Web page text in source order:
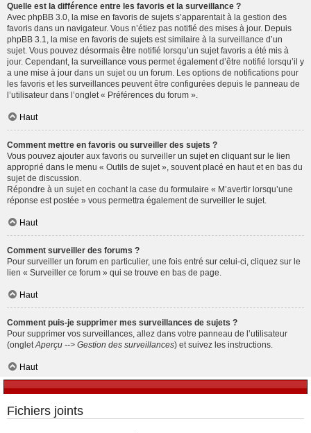
Quelle est la différence entre les favoris et la surveillance ?
Avec phpBB 3.0, la mise en favoris de sujets s’apparentait à la gestion des
favoris dans un navigateur. Vous n’étiez pas notifié des mises à jour. Depuis
phpBB 3.1, la mise en favoris de sujets est similaire à la surveillance d’un
sujet. Vous pouvez désormais être notifié lorsqu’un sujet favoris a été mis à
jour. Cependant, la surveillance vous permet également d’être notifié lorsqu’il y
a une mise à jour dans un sujet ou un forum. Les options de notifications pour
les favoris et les surveillances peuvent être configurées depuis le panneau de
l’utilisateur dans l’onglet « Préférences du forum ».
Haut
Comment mettre en favoris ou surveiller des sujets ?
Vous pouvez ajouter aux favoris ou surveiller un sujet en cliquant sur le lien
approprié dans le menu « Outils de sujet », souvent placé en haut et en bas du
sujet de discussion.
Répondre à un sujet en cochant la case du formulaire « M’avertir lorsqu’une
réponse est postée » vous permettra également de surveiller le sujet.
Haut
Comment surveiller des forums ?
Pour surveiller un forum en particulier, une fois entré sur celui-ci, cliquez sur le
lien « Surveiller ce forum » qui se trouve en bas de page.
Haut
Comment puis-je supprimer mes surveillances de sujets ?
Pour supprimer vos surveillances, allez dans votre panneau de l’utilisateur
(onglet Aperçu --> Gestion des surveillances) et suivez les instructions.
Haut
Fichiers joints